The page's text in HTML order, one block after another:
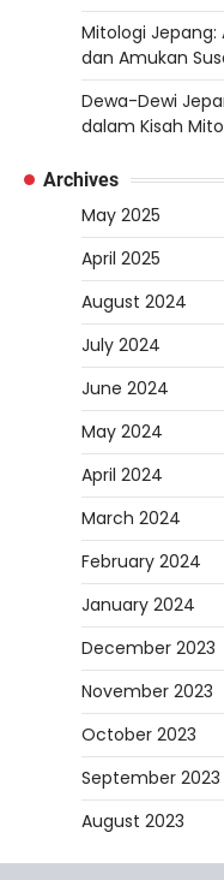
Mitologi
dan Amukan
Dewa-Dewi
dalam Kisah
Archives
May 2025
April 2025
August 2024
July 2024
June 2024
May 2024
April 2024
March 2024
February 2024
January 2024
December 2023
November 2023
October 2023
September 2023
August 2023